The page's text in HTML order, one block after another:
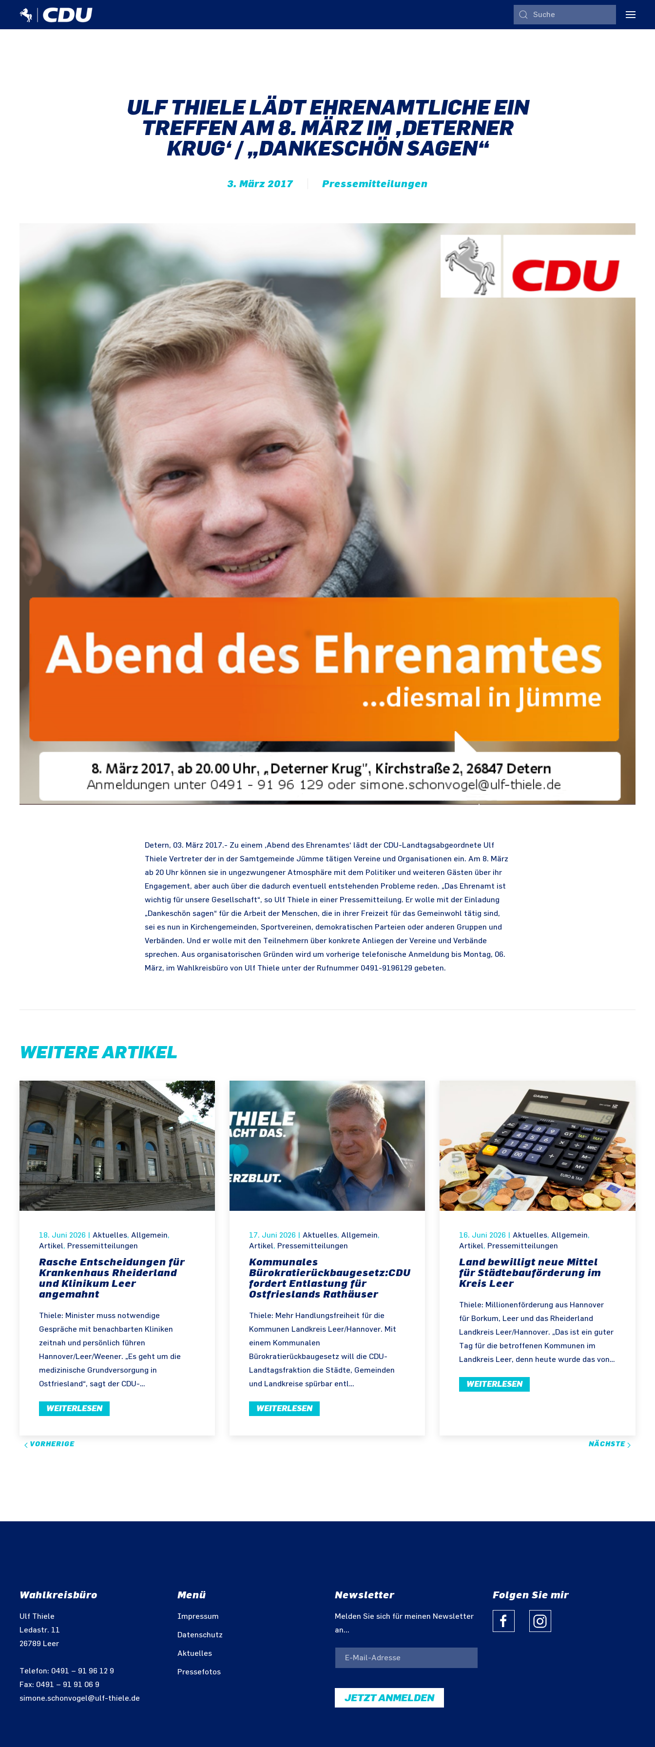
ULF THIELE LÄDT EHRENAMTLICHE EIN
TREFFEN AM 8. MÄRZ IM ‚DETERNER
KRUG‘ / „DANKESCHÖN SAGEN“
3. März 2017 Pressemitteilungen
Detern, 03. März 2017.- Zu einem ‚Abend des Ehrenamtes‘ lädt der CDU-Landtagsabgeordnete Ulf
Thiele Vertreter der in der Samtgemeinde Jümme tätigen Vereine und Organisationen ein. Am 8. März
ab 20 Uhr können sie in ungezwungener Atmosphäre mit dem Politiker und weiteren Gästen über ihr
Engagement, aber auch über die dadurch eventuell entstehenden Probleme reden. „Das Ehrenamt ist
wichtig für unsere Gesellschaft“, so Ulf Thiele in einer Pressemitteilung. Er wolle mit der Einladung
„Dankeschön sagen“ für die Arbeit der Menschen, die in ihrer Freizeit für das Gemeinwohl tätig sind,
sei es nun in Kirchengemeinden, Sportvereinen, demokratischen Parteien oder anderen Gruppen und
Verbänden. Und er wolle mit den Teilnehmern über konkrete Anliegen der Vereine und Verbände
sprechen. Aus organisatorischen Gründen wird um vorherige telefonische Anmeldung bis Montag, 06.
März, im Wahlkreisbüro von Ulf Thiele unter der Rufnummer 0491-9196129 gebeten.
WEITERE ARTIKEL
18. Juni 2026 Aktuelles, Allgemein,
Artikel, Pressemitteilungen
Rasche Entscheidungen für
Krankenhaus Rheiderland
und Klinikum Leer
angemahnt
Thiele: Minister muss notwendige
Gespräche mit benachbarten Kliniken
zeitnah und persönlich führen
Hannover/Leer/Weener. „Es geht um die
medizinische Grundversorgung in
Ostfriesland“, sagt der CDU-…
WEITERLESEN
17. Juni 2026 |Aktuelles,Allgemein,
Artikel, Pressemitteilungen
Kommunales
Bürokratierückbaugesetz:CDU
fordert Entlastung für
Ostfrieslands Rathäuser
Thiele: Mehr Handlungsfreiheit für die
Kommunen Landkreis Leer/Hannover. Mit
einem Kommunalen
Bürokratierückbaugesetz will die CDU-
Landtagsfraktion die Städte, Gemeinden
und Landkreise spürbar entl…
WEITERLESEN
16. Juni 2026 |Aktuelles,Allgemein,
Artikel, Pressemitteilungen
Land bewilligt neue Mittel
für Städtebauförderung im
Kreis Leer
Thiele: Millionenförderung aus Hannover
für Borkum, Leer und das Rheiderland
Landkreis Leer/Hannover. „Das ist ein guter
Tag für die betroffenen Kommunen im
Landkreis Leer, denn heute wurde das von…
WEITERLESEN
VORHERIGE NÄCHSTE
Wahlkreisbüro
Ulf Thiele
Ledastr. 11
26789 Leer
Telefon: 0491 – 91 96 12 9
Fax: 0491 – 91 91 06 9
simone.schonvogel@ulf-thiele.de
Menü
Impressum
Datenschutz
Aktuelles
Pressefotos
Newsletter
Melden Sie sich für meinen Newsletter
an...
JETZT ANMELDEN
Folgen Sie mir